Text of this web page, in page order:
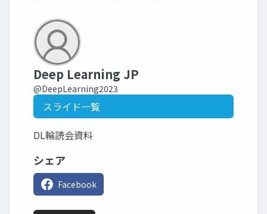
Deep Learning JP
@DeepLearning2023
スライド一覧
DL輪読会資料
シェア
Facebook